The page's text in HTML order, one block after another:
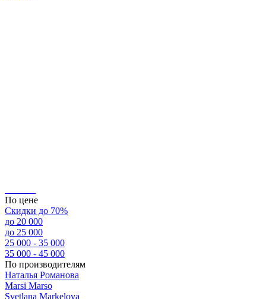
По цене
Скидки до 70%
до 20 000
до 25 000
25 000 - 35 000
35 000 - 45 000
По производителям
Наталья Романова
Marsi Marsо
Svetlana Markelova